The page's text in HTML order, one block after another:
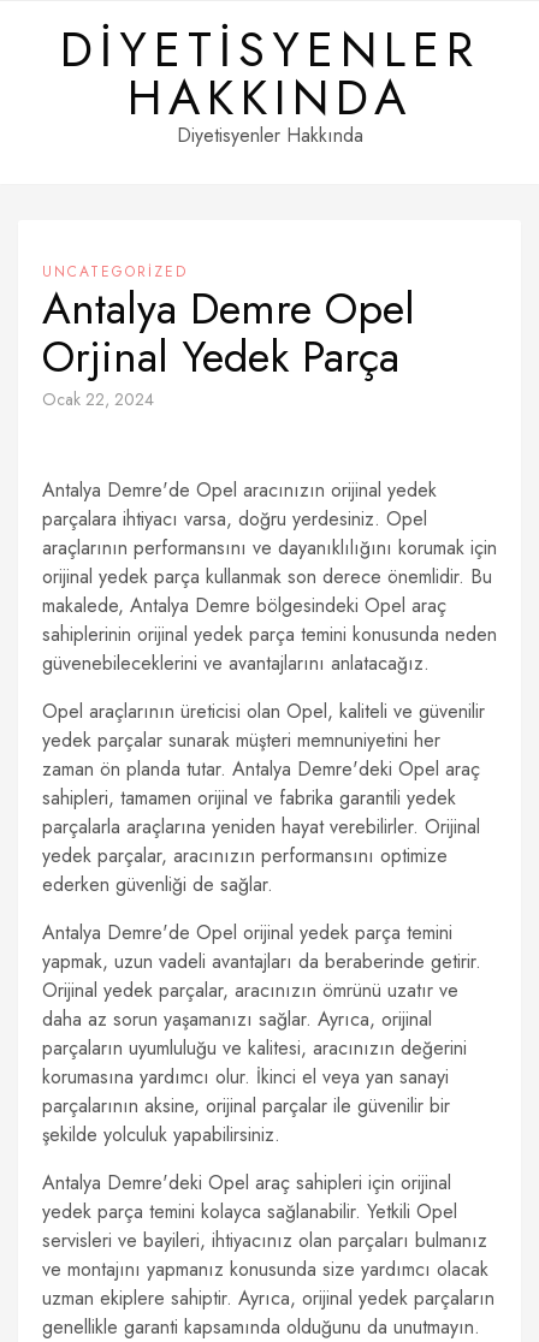
DIYETISYENLER
HAKKINDA
Diyetisyenler Hakkında
UNCATEGORIZED
Antalya Demre Opel
Orjinal Yedek Parça
Ocak 22, 2024
Antalya Demre'de Opel aracınızın orijinal yedek
parçalara ihtiyacı varsa, doğru yerdesiniz. Opel
araçlarının performansını ve dayanıklılığını korumak için
orijinal yedek parça kullanmak son derece önemlidir. Bu
makalede, Antalya Demre bölgesindeki Opel araç
sahiplerinin orijinal yedek parça temini konusunda neden
güvenebileceklerini ve avantajlarını anlatacağız.
Opel araçlarının üreticisi olan Opel, kaliteli ve güvenilir
yedek parçalar sunarak müşteri memnuniyetini her
zaman ön planda tutar. Antalya Demre'deki Opel araç
sahipleri, tamamen orijinal ve fabrika garantili yedek
parçalarla araçlarına yeniden hayat verebilirler. Orijinal
yedek parçalar, aracınızın performansını optimize
ederken güvenliği de sağlar.
Antalya Demre'de Opel orijinal yedek parça temini
yapmak, uzun vadeli avantajları da beraberinde getirir.
Orijinal yedek parçalar, aracınızın ömrünü uzatır ve
daha az sorun yaşamanızı sağlar. Ayrıca, orijinal
parçaların uyumluluğu ve kalitesi, aracınızın değerini
korumasına yardımcı olur. İkinci el veya yan sanayi
parçalarının aksine, orijinal parçalar ile güvenilir bir
şekilde yolculuk yapabilirsiniz.
Antalya Demre'deki Opel araç sahipleri için orijinal
yedek parça temini kolayca sağlanabilir. Yetkili Opel
servisleri ve bayileri, ihtiyacınız olan parçaları bulmanız
ve montajını yapmanız konusunda size yardımcı olacak
uzman ekiplere sahiptir. Ayrıca, orijinal yedek parçaların
genellikle garanti kapsamında olduğunu da unutmayın.